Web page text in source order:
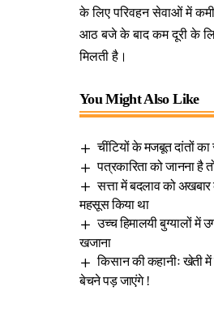
के लिए परिवहन सेवाओं में
आठ बजे के बाद कम दूरी के
मिलती है।
You Might Also Like
चींटियों के मजबूत दांतों का
पत्रकारिता को जानना
सत्ता में बदलाव को
महसूस किया था
उच्च हिमालयी बुग्यालों में
खजाना
किसान की कहानीः खेती
बेचने पड़ जाएंगे !